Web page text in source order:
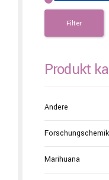
Filter
Produkt
Andere
Marihuana